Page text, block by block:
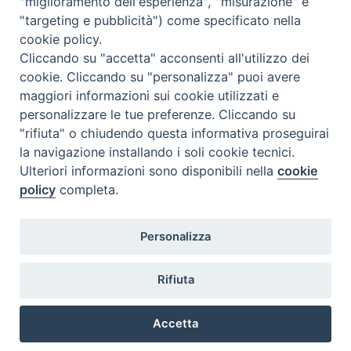
GUCEE SL 24-04-2025 p. 2 p[Rif. n. 56940]
ANA. n. 252 / 2024 del 06-12-2024
“Decisione del Comitato misto SEE n. 252/2024, del 6
dicembre 2024, che modifica l’allegato I (Questioni
veterinarie e fitosanitarie) dell’accordo SEE [2025/593]
GUCEE SL 24-04-2025 p. 2 p
[Rif. n. 56936]
Via Bianchi, 9 - 25124 Brescia - Tel.03022901 - Fax 0302425251 Email:
C.F. - P.IVA 00284840170
"targeting e pubblicità") come specificato nella
cookie policy.
Cliccando su "accetta" acconsenti all'utilizzo dei
cookie. Cliccando su "personalizza" puoi avere
maggiori informazioni sui cookie utilizzati e
personalizzare le tue preferenze. Cliccando su
"rifiuta" o chiudendo questa informativa proseguirai
la navigazione installando i soli cookie tecnici.
Ulteriori informazioni sono disponibili nellacookie
policy completa.
Personalizza
Rifiuta
Accetta